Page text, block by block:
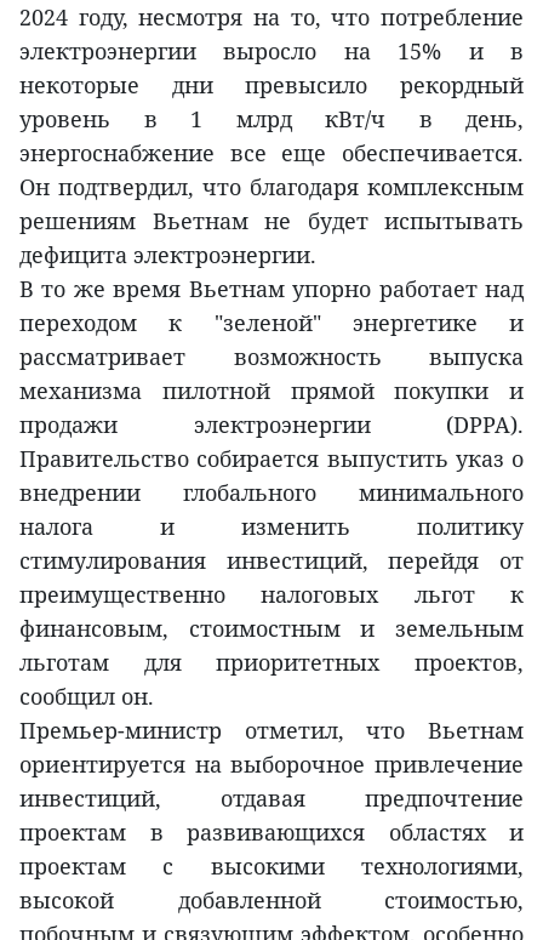
2024 году, несмотря на то, что потребление
электроэнергии выросло на 15% и в
некоторые дни превысило рекордный
уровень в 1 млрд кВт/ч в день,
энергоснабжение все еще обеспечивается.
Он подтвердил, что благодаря комплексным
решениям Вьетнам не будет испытывать
дефицита электроэнергии.
В то же время Вьетнам упорно работает над
переходом к "зеленой" энергетике и
рассматривает возможность выпуска
механизма пилотной прямой покупки и
продажи электроэнергии (DPPA).
Правительство собирается выпустить указ о
внедрении глобального минимального
налога и изменить политику
стимулирования инвестиций, перейдя от
преимущественно налоговых льгот к
финансовым, стоимостным и земельным
льготам для приоритетных проектов,
сообщил он.
Премьер-министр отметил, что Вьетнам
ориентируется на выборочное привлечение
инвестиций, отдавая предпочтение
проектам в развивающихся областях и
проектам с высокими технологиями,
высокой добавленной стоимостью,
побочным и связующим эффектом, особенно